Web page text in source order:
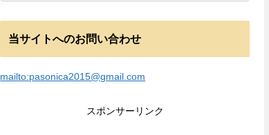
当サイトへのお問い合わせ
mailto:pasonica2015@gmail.com
スポンサーリンク